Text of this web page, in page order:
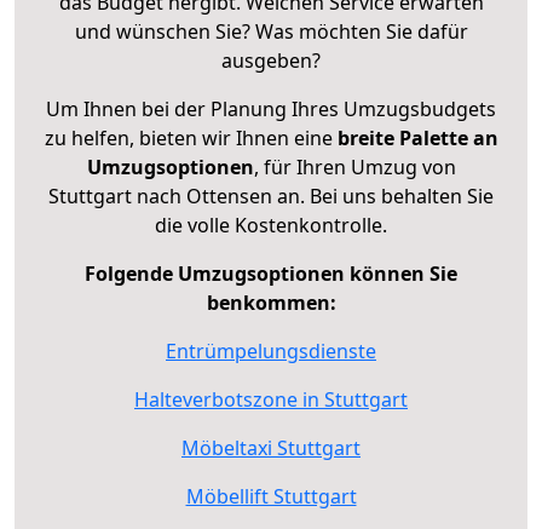
und wünschen Sie? Was möchten Sie dafür
ausgeben?
Um Ihnen bei der Planung Ihres Umzugsbudgets
zu helfen, bieten wir Ihnen eine breite Palette an
Umzugsoptionen, für Ihren Umzug von
Stuttgart nach Ottensen an. Bei uns behalten Sie
die volle Kostenkontrolle.
Folgende Umzugsoptionen können Sie
benkommen:
Entrümpelungsdienste
Halteverbotszone in Stuttgart
Möbeltaxi Stuttgart
Möbellift Stuttgart